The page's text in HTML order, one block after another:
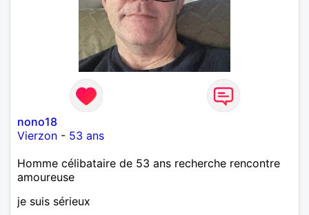
nono18
Vierzon - 53 ans
Homme célibataire de 53 ans recherche rencontre
amoureuse
je suis sérieux